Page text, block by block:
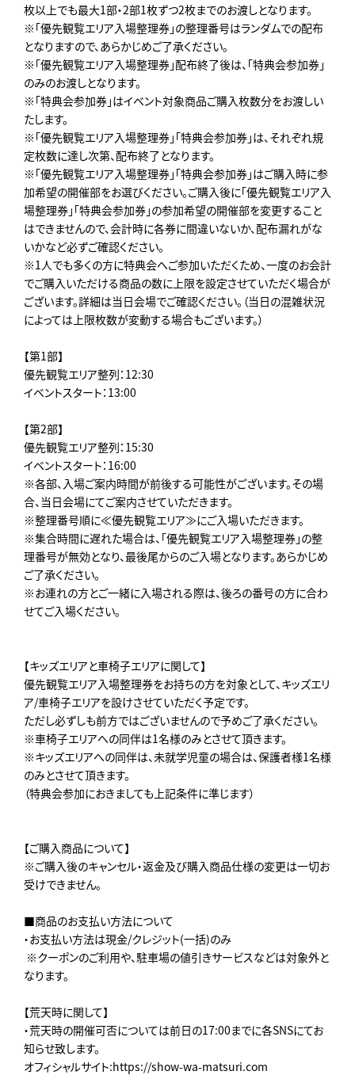
枚以上でも最大1部・2部1枚ずつ2枚までのお渡しとなります。
※「優先観覧エリア入場整理券」の整理番号はランダムでの配布
となりますので、あらかじめご了承ください。
※「優先観覧エリア入場整理券」配布終了後は、「特典会参加券」
のみのお渡しとなります。
※「特典会参加券」はイベント対象商品ご購入枚数分をお渡しい
たします。
※「優先観覧エリア入場整理券」「特典会参加券」は、それぞれ規
定枚数に達し次第、配布終了となります。
※「優先観覧エリア入場整理券」「特典会参加券」はご購入時に参
加希望の開催部をお選びください。ご購入後に「優先観覧エリア入
場整理券」「特典会参加券」の参加希望の開催部を変更すること
はできませんので、会計時に各券に間違いないか、配布漏れがな
いかなど必ずご確認ください。
※1人でも多くの方に特典会へご参加いただくため、一度のお会計
でご購入いただける商品の数に上限を設定させていただく場合が
ございます。詳細は当日会場でご確認ください。（当日の混雑状況
によっては上限枚数が変動する場合もございます。）
【第1部】
優先観覧エリア整列：12:30
イベントスタート：13:00
【第2部】
優先観覧エリア整列：15:30
イベントスタート：16:00
※各部、入場ご案内時間が前後する可能性がございます。その場
合、当日会場にてご案内させていただきます。
※整理番号順に≪優先観覧エリア≫にご入場いただきます。
※集合時間に遅れた場合は、「優先観覧エリア入場整理券」の整
理番号が無効となり、最後尾からのご入場となります。あらかじめ
ご了承ください。
※お連れの方とご一緒に入場される際は、後ろの番号の方に合わ
せてご入場ください。
【キッズエリアと車椅子エリアに関して】
優先観覧エリア入場整理券をお持ちの方を対象として、キッズエリ
ア/車椅子エリアを設けさせていただく予定です。
ただし必ずしも前方ではございませんので予めご了承ください。
※車椅子エリアへの同伴は1名様のみとさせて頂きます。
※キッズエリアへの同伴は、未就学児童の場合は、保護者様1名様
のみとさせて頂きます。
（特典会参加におきましても上記条件に準じます）
【ご購入商品について】
※ご購入後のキャンセル・返金及び購入商品仕様の変更は一切お
受けできません。
■商品のお支払い方法について
・お支払い方法は現金/クレジット(一括)のみ
※クーポンのご利用や、駐車場の値引きサービスなどは対象外と
なります。
【荒天時に関して】
・荒天時の開催可否については前日の17:00までに各SNSにてお
知らせ致します。
オフィシャルサイト:https://show-wa-matsuri.com